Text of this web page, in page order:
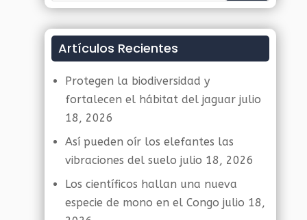
Artículos Recientes
Protegen la biodiversidad y
fortalecen el hábitat del jaguar julio
18, 2026
Así pueden oír los elefantes las
vibraciones del suelo julio 18, 2026
Los científicos hallan una nueva
especie de mono en el Congo julio 18,